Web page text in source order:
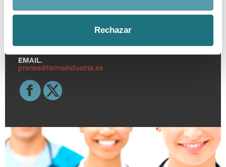
Rechazar
915 159 350
EMAIL.
prensa@farmaindustria.es